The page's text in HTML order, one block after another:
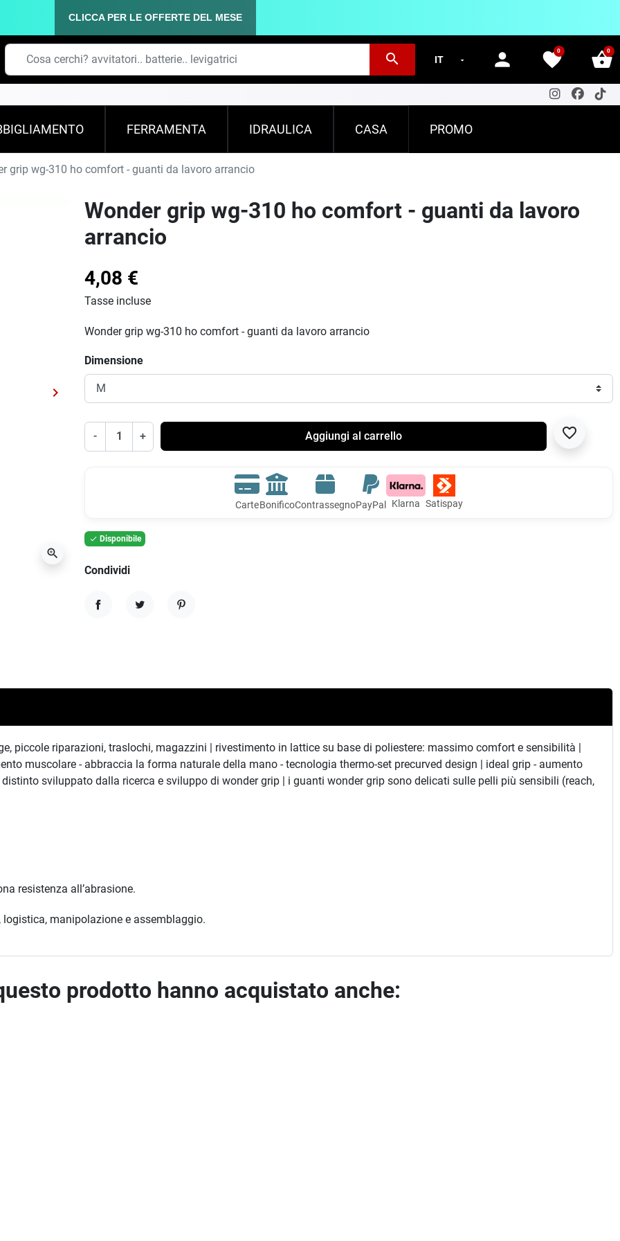
CLICCA PER LE OFFERTE DEL MESE
search person favorite
0 shopping_basket
0
FERRAMENTA IDRAULICA CASA PROMO
grip wg-310 ho comfort - guanti da lavoro arrancio
Successivo
keyboard_arrow_right
zoom_in
Wonder grip wg-310 ho comfort - guanti da lavoro
arrancio
4,08 €
Tasse incluse
Wonder grip wg-310 ho comfort - guanti da lavoro arrancio
Dimensione
- + Aggiungi al carrello favorite_border
CarteBonificoContrassegnoPayPal Klarna Satispay
 Disponibile
Condividi
piccole riparazioni, traslochi, magazzini | rivestimento in lattice su base di poliestere: massimo comfort e sensibilità |
muscolare - abbraccia la forma naturale della mano - tecnologia thermo-set precurved design | ideal grip - aumento
sviluppato dalla ricerca e sviluppo di wonder grip | i guanti wonder grip sono delicati sulle pelli più sensibili (reach,
resistenza all’abrasione.
manipolazione e assemblaggio.
prodotto hanno acquistato anche: